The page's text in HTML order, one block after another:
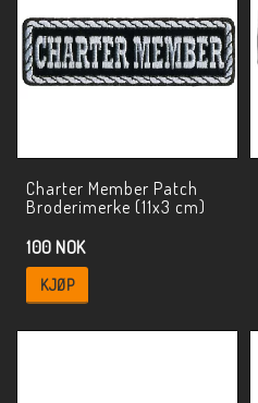
Charter Member Patch
Broderimerke (11x3 cm)
100 NOK
KJØP